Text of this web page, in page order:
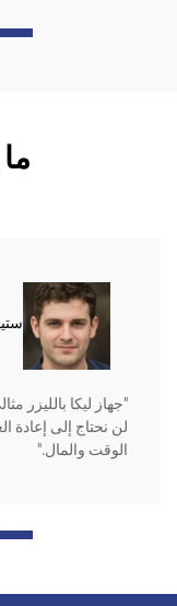
"جهاز ليكا بالليزر
لن نحتاج إلى إعادة
الوقت والمال."